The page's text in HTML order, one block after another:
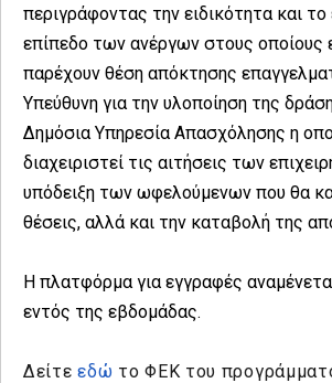
περιγράφοντας την ειδικότητα και το
επίπεδο των ανέργων στους οποίους
παρέχουν θέση απόκτησης
Υπεύθυνη για την υλοποίηση της
Δημόσια Υπηρεσία Απασχόλησης η
διαχειριστεί τις αιτήσεις των
υπόδειξη των ωφελούμενων που θα
θέσεις, αλλά και την καταβολή της
Η πλατφόρμα για εγγραφές
εντός της εβδομάδας.
Δείτεεδώ το ΦΕΚ του